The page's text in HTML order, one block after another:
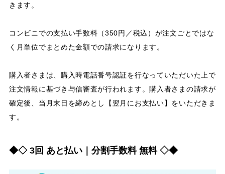
きます。
コンビニでの支払い手数料（350円／税込）が注文ごとではな
く月単位でまとめた金額での請求になります。
購入者さまは、購入時電話番号認証を行なっていただいた上で
注文情報に基づき与信審査が行われます。購入者さまの請求が
確定後、当月末日を締めとし【翌月にお支払い】をいただきま
す。
◆◇ 3回 あと払い｜分割手数料 無料 ◇◆